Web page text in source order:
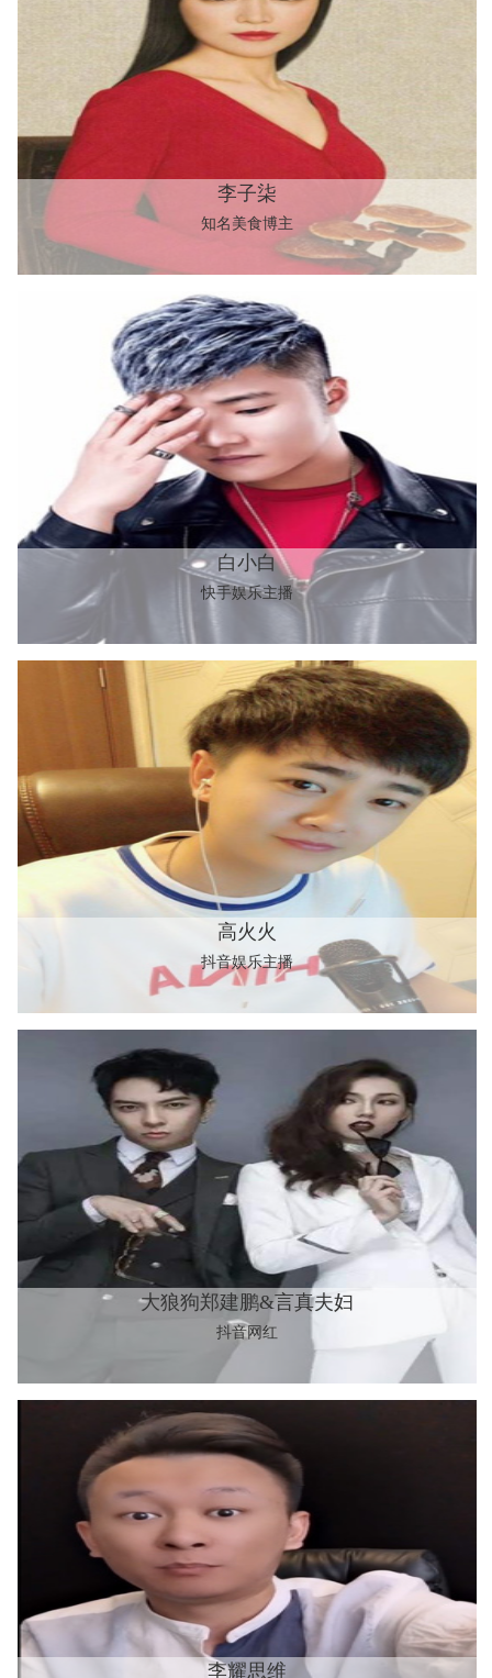
李子柒
知名美食博主
白小白
快手娱乐主播
高火火
抖音娱乐主播
大狼狗郑建鹏&言真夫妇
抖音网红
李耀思维